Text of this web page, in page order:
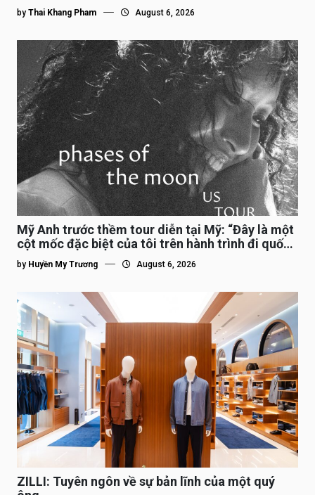
by Thai Khang Pham August 6, 2026
Mỹ Anh trước thềm tour diễn tại Mỹ: “Đây là một
cột mốc đặc biệt của tôi trên hành trình đi quốc
tế”
by Huyền My Trương August 6, 2026
ZILLI: Tuyên ngôn về sự bản lĩnh của một quý